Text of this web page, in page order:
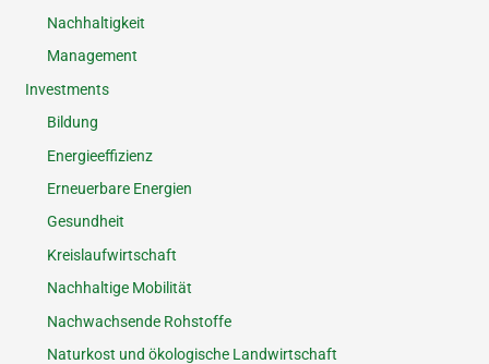
Nachhaltigkeit
Management
Investments
Bildung
Energieeffizienz
Erneuerbare Energien
Gesundheit
Kreislaufwirtschaft
Nachhaltige Mobilität
Nachwachsende Rohstoffe
Naturkost und ökologische Landwirtschaft